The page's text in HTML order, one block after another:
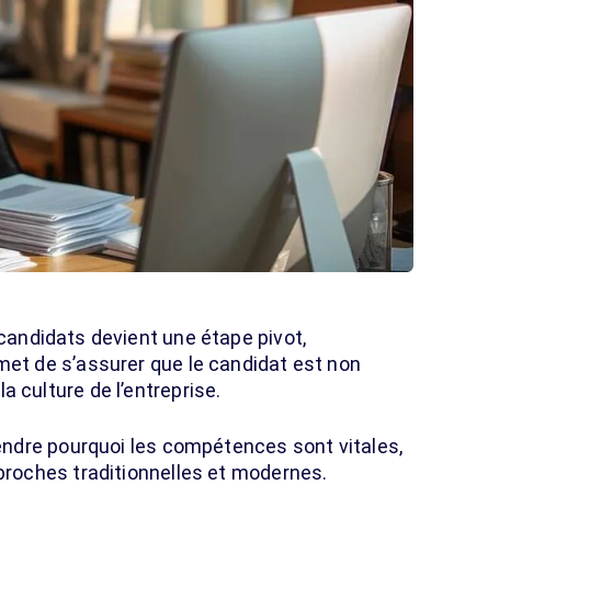
devient une étape pivot,
de s’assurer que le candidat est non
culture de l’entreprise.
pourquoi les compétences sont vitales,
traditionnelles et modernes.